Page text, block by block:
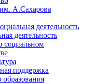
А.Сахарова
деятельность
деятельность
социальном
поддержка
образования